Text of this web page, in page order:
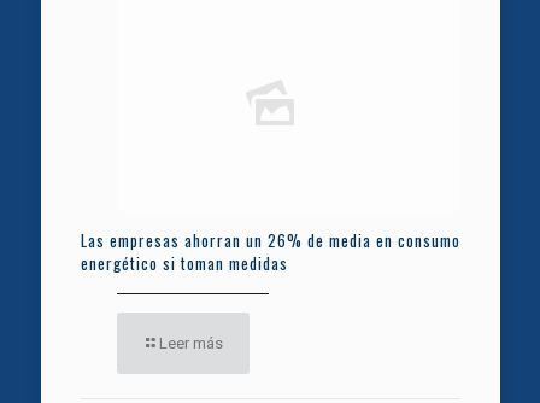
Las empresas ahorran un 26% de media en consumo
energético si toman medidas
Leer más